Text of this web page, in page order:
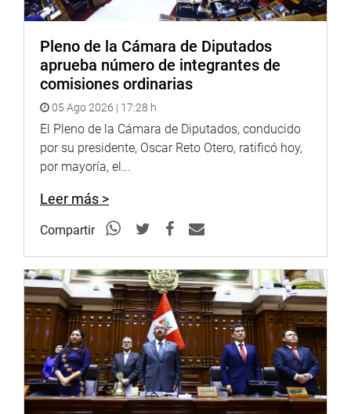
Pleno de la Cámara de Diputados
aprueba número de integrantes de
comisiones ordinarias
05 Ago 2026 | 17:28 h
El Pleno de la Cámara de Diputados, conducido
por su presidente, Oscar Reto Otero, ratificó hoy,
por mayoría, el...
Leer más >
Compartir